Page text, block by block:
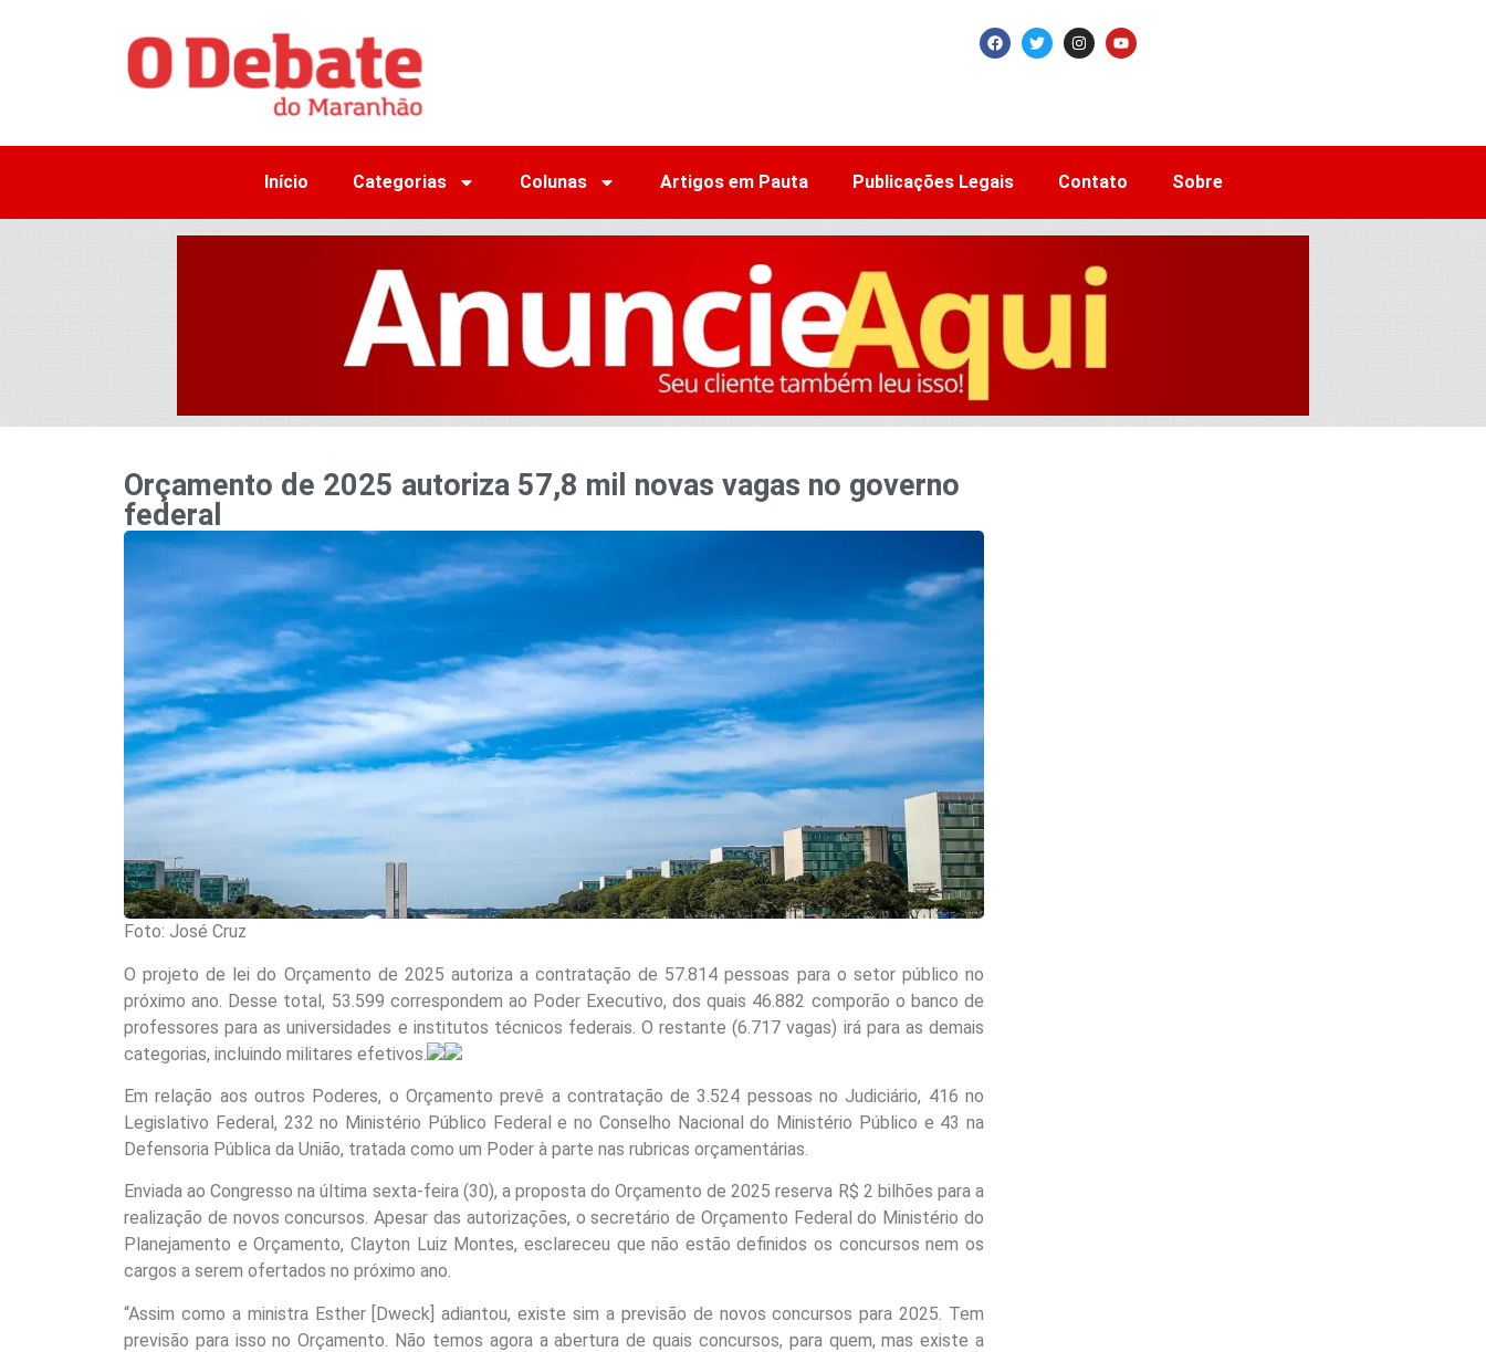
Início Categorias Colunas Artigos em Pauta Publicações Legais Contato Sobre
Orçamento de 2025 autoriza 57,8 mil novas vagas no governo
federal
Foto: José Cruz
O projeto de lei do Orçamento de 2025 autoriza a contratação de 57.814 pessoas para o setor público no
próximo ano. Desse total, 53.599 correspondem ao Poder Executivo, dos quais 46.882 comporão o banco de
professores para as universidades e institutos técnicos federais. O restante (6.717 vagas) irá para as demais
categorias, incluindo militares efetivos.
Em relação aos outros Poderes, o Orçamento prevê a contratação de 3.524 pessoas no Judiciário, 416 no
Legislativo Federal, 232 no Ministério Público Federal e no Conselho Nacional do Ministério Público e 43 na
Defensoria Pública da União, tratada como um Poder à parte nas rubricas orçamentárias.
Enviada ao Congresso na última sexta-feira (30), a proposta do Orçamento de 2025 reserva R$ 2 bilhões para a
realização de novos concursos. Apesar das autorizações, o secretário de Orçamento Federal do Ministério do
Planejamento e Orçamento, Clayton Luiz Montes, esclareceu que não estão definidos os concursos nem os
cargos a serem ofertados no próximo ano.
“Assim como a ministra Esther [Dweck] adiantou, existe sim a previsão de novos concursos para 2025. Tem
previsão para isso no Orçamento. Não temos agora a abertura de quais concursos, para quem, mas existe a